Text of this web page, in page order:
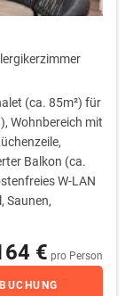
(ca. 85m²) für
Wohnbereich mit
Balkon (ca.
W-LAN
Saunen,
•
&
• Essecke •
€ pro Person